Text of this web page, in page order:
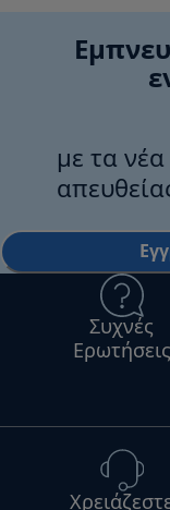
με τα
Συχνές
Ερωτήσεις